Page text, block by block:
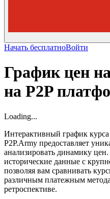
Начать бесплатноВойти
График цен
на P2P
Loading...
Интерактивный график
P2P.Army предоставляет
анализировать динамику
исторические данные с
позволяя вам сравнивать
различным платежным
ретроспективе.